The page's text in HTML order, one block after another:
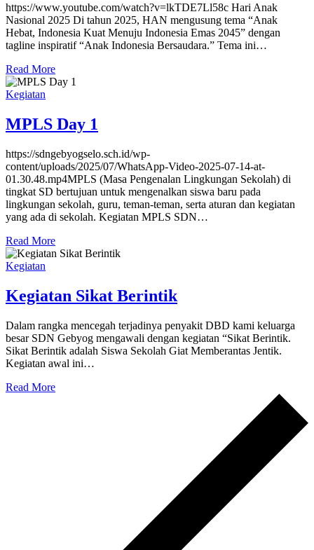
https://www.youtube.com/watch?v=lkTDE7Ll58c Hari Anak
Nasional 2025 Di tahun 2025, HAN mengusung tema “Anak
Hebat, Indonesia Kuat Menuju Indonesia Emas 2045” dengan
tagline inspiratif “Anak Indonesia Bersaudara.” Tema ini…
Read More
Kegiatan
MPLS Day 1
https://sdngebyogselo.sch.id/wp-
content/uploads/2025/07/WhatsApp-Video-2025-07-14-at-
01.30.48.mp4MPLS (Masa Pengenalan Lingkungan Sekolah) di
tingkat SD bertujuan untuk mengenalkan siswa baru pada
lingkungan sekolah, guru, teman-teman, serta aturan dan kegiatan
yang ada di sekolah. Kegiatan MPLS SDN…
Read More
Kegiatan
Kegiatan Sikat Berintik
Dalam rangka mencegah terjadinya penyakit DBD kami keluarga
besar SDN Gebyog mengawali dengan kegiatan “Sikat Berintik.
Sikat Berintik adalah Siswa Sekolah Giat Memberantas Jentik.
Kegiatan awal ini…
Read More